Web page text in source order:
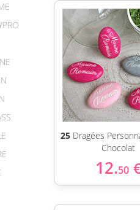
25Dragées
Chocolat
12.50